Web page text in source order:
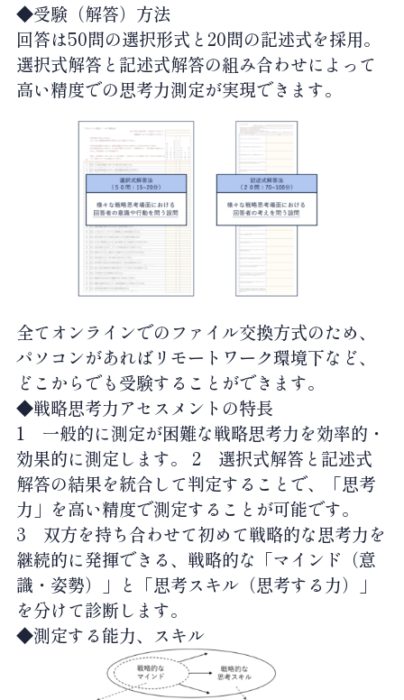
◆受験（解答）方法
回答は50問の選択形式と20問の記述式を採用。
選択式解答と記述式解答の組み合わせによって
高い精度での思考力測定が実現できます。
全てオンラインでのファイル交換方式のため、
パソコンがあればリモートワーク環境下など、
どこからでも受験することができます。
◆戦略思考力アセスメントの特長
1 一般的に測定が困難な戦略思考力を効率的・
効果的に測定します。 2選択式解答と記述式
解答の結果を統合して判定することで、「思考
力」を高い精度で測定することが可能です。
3 双方を持ち合わせて初めて戦略的な思考力を
継続的に発揮できる、戦略的な「マインド（意
識・姿勢）」と「思考スキル（思考する力）」
を分けて診断します。
◆測定する能力、スキル